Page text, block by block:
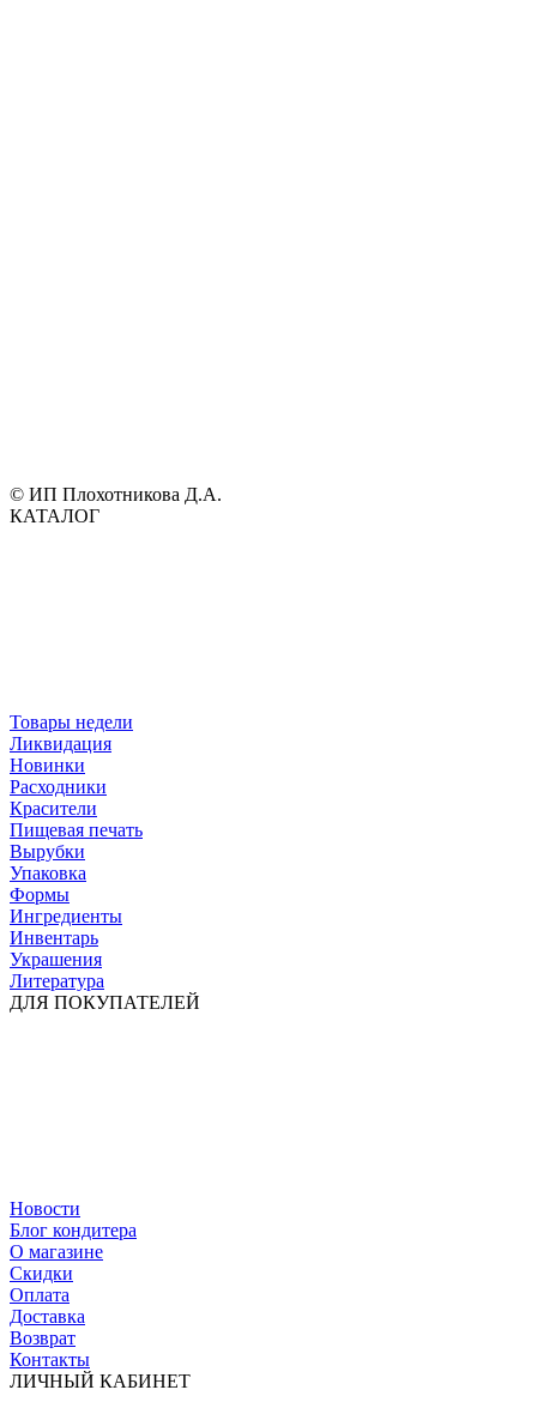
© ИП Плохотникова Д.А.
КАТАЛОГ
Товары недели
Ликвидация
Новинки
Расходники
Красители
Пищевая печать
Вырубки
Упаковка
Формы
Ингредиенты
Инвентарь
Украшения
Литература
ДЛЯ ПОКУПАТЕЛЕЙ
Новости
Блог кондитера
О магазине
Скидки
Оплата
Доставка
Возврат
Контакты
ЛИЧНЫЙ КАБИНЕТ